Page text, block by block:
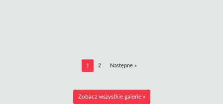
1 2 Następne »
Zobacz wszystkie galerie »